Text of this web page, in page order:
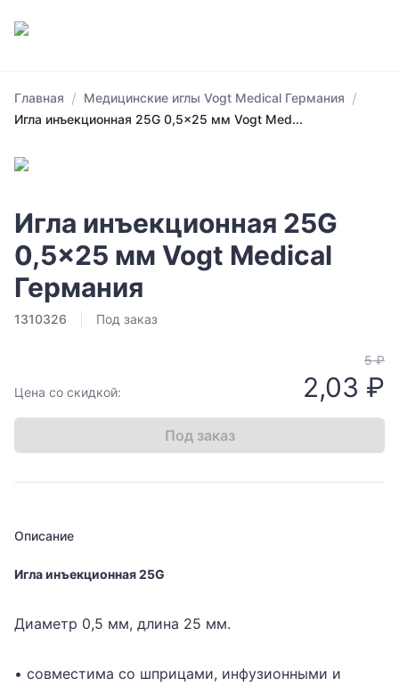
Главная / Медицинские иглы Vogt Medical Германия /
Игла инъекционная 25G 0,5x25 мм Vogt Med...
Игла инъекционная 25G
0,5x25 мм Vogt Medical
Германия
1310326 Под заказ
Цена со скидкой:
5 ₽
2,03 ₽
Под заказ
Описание
Игла инъекционная 25G
Диаметр 0,5 мм, длина 25 мм.
• совместима со шприцами, инфузионными и